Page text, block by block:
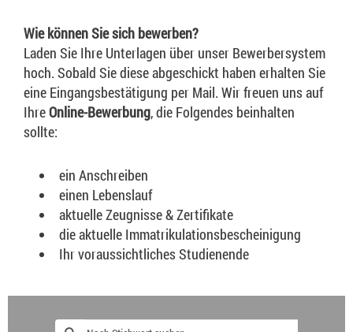
Wie können Sie sich bewerben?
Laden Sie Ihre Unterlagen über unser Bewerbersystem
hoch. Sobald Sie diese abgeschickt haben erhalten Sie
eine Eingangsbestätigung per Mail. Wir freuen uns auf
IhreOnline-Bewerbung, die Folgendes beinhalten
sollte:
ein Anschreiben
einen Lebenslauf
aktuelle Zeugnisse & Zertifikate
die aktuelle Immatrikulationsbescheinigung
Ihr voraussichtliches Studienende